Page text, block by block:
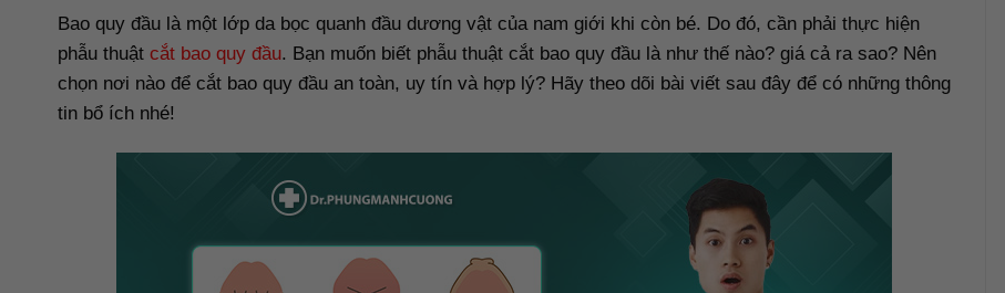
Bao quy đầu là một lớp da bọc quanh đầu dương vật của nam giới khi còn bé. Do đó, cần phải thực hiện
phẫu thuật cắt bao quy đầu. Bạn muốn biết phẫu thuật cắt bao quy đầu là như thế nào? giá cả ra sao? Nên
chọn nơi nào để cắt bao quy đầu an toàn, uy tín và hợp lý? Hãy theo dõi bài viết sau đây để có những thông
tin bổ ích nhé!